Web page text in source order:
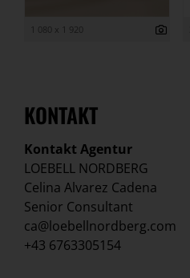
1 080 x 1 920
KONTAKT
Kontakt Agentur
LOEBELL NORDBERG
Celina Alvarez Cadena
Senior Consultant
ca@loebellnordberg.com
+43 6763305154